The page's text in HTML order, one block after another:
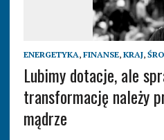
ENERGETYKA, FINANSE, KRAJ,
Lubimy dotacje, ale
transformację należy
mądrze